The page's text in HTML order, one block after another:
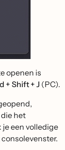
openen is
+ Shift + J (PC).
het
een volledige